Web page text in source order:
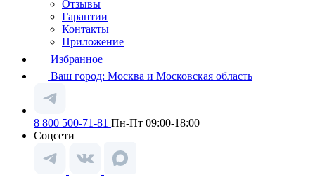
Отзывы
Гарантии
Контакты
Приложение
Избранное
Ваш город: Москва и Московская область
8 800 500-71-81 Пн-Пт 09:00-18:00
Соцсети